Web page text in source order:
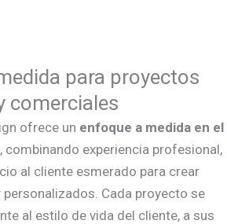
para proyectos
comerciales
ofrece un enfoque a medida en el
, combinando experiencia profesional,
al cliente esmerado para crear
Cada proyecto se
al estilo de vida del cliente, a sus